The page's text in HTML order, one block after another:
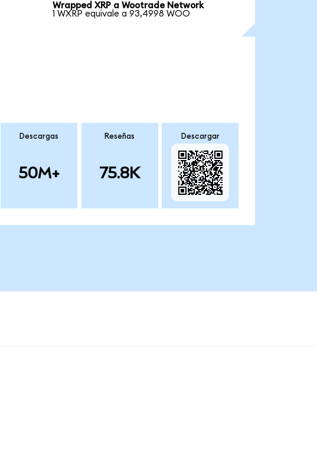
Wrapped XRP a Wootrade Network
1 WXRP equivale a 93,4998 WOO
Descargas
50M+
Reseñas
75.8K
Descargar